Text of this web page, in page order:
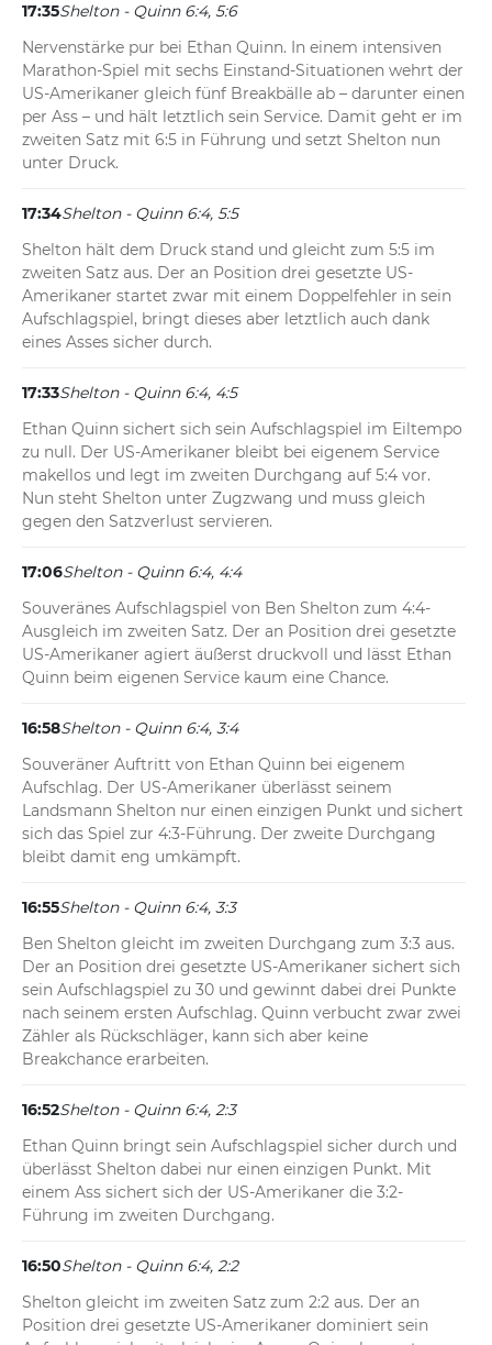
17:35Shelton - Quinn 6:4, 5:6
Nervenstärke pur bei Ethan Quinn. In einem intensiven
Marathon-Spiel mit sechs Einstand-Situationen wehrt der
US-Amerikaner gleich fünf Breakbälle ab – darunter einen
per Ass – und hält letztlich sein Service. Damit geht er im
zweiten Satz mit 6:5 in Führung und setzt Shelton nun
unter Druck.
17:34Shelton - Quinn 6:4, 5:5
Shelton hält dem Druck stand und gleicht zum 5:5 im
zweiten Satz aus. Der an Position drei gesetzte US-
Amerikaner startet zwar mit einem Doppelfehler in sein
Aufschlagspiel, bringt dieses aber letztlich auch dank
eines Asses sicher durch.
17:33Shelton - Quinn 6:4, 4:5
Ethan Quinn sichert sich sein Aufschlagspiel im Eiltempo
zu null. Der US-Amerikaner bleibt bei eigenem Service
makellos und legt im zweiten Durchgang auf 5:4 vor.
Nun steht Shelton unter Zugzwang und muss gleich
gegen den Satzverlust servieren.
17:06Shelton - Quinn 6:4, 4:4
Souveränes Aufschlagspiel von Ben Shelton zum 4:4-
Ausgleich im zweiten Satz. Der an Position drei gesetzte
US-Amerikaner agiert äußerst druckvoll und lässt Ethan
Quinn beim eigenen Service kaum eine Chance.
16:58Shelton - Quinn 6:4, 3:4
Souveräner Auftritt von Ethan Quinn bei eigenem
Aufschlag. Der US-Amerikaner überlässt seinem
Landsmann Shelton nur einen einzigen Punkt und sichert
sich das Spiel zur 4:3-Führung. Der zweite Durchgang
bleibt damit eng umkämpft.
16:55Shelton - Quinn 6:4, 3:3
Ben Shelton gleicht im zweiten Durchgang zum 3:3 aus.
Der an Position drei gesetzte US-Amerikaner sichert sich
sein Aufschlagspiel zu 30 und gewinnt dabei drei Punkte
nach seinem ersten Aufschlag. Quinn verbucht zwar zwei
Zähler als Rückschläger, kann sich aber keine
Breakchance erarbeiten.
16:52Shelton - Quinn 6:4, 2:3
Ethan Quinn bringt sein Aufschlagspiel sicher durch und
überlässt Shelton dabei nur einen einzigen Punkt. Mit
einem Ass sichert sich der US-Amerikaner die 3:2-
Führung im zweiten Durchgang.
16:50Shelton - Quinn 6:4, 2:2
Shelton gleicht im zweiten Satz zum 2:2 aus. Der an
Position drei gesetzte US-Amerikaner dominiert sein